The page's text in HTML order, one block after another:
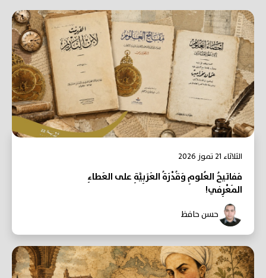
الثلاثاء 21 تموز 2026
مَفاتيحُ العُلومِ وَقُدْرَةُ العَرَبِيَّةِ على العَطاءِ
المَعْرِفي!
حسن حافظ